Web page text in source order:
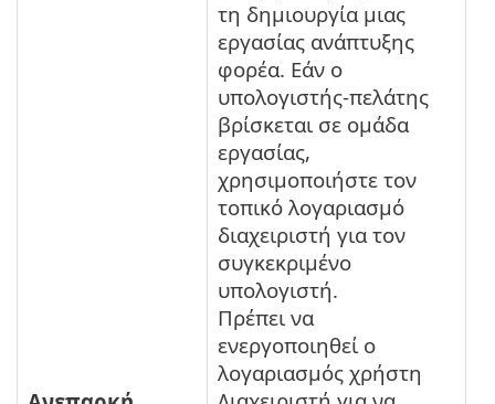
τη δημιουργία μιας
εργασίας ανάπτυξης
φορέα. Εάν ο
υπολογιστής-πελάτης
βρίσκεται σε ομάδα
εργασίας,
χρησιμοποιήστε τον
τοπικό λογαριασμό
διαχειριστή για τον
συγκεκριμένο
υπολογιστή.
Πρέπει να
ενεργοποιηθεί ο
λογαριασμός χρήστη